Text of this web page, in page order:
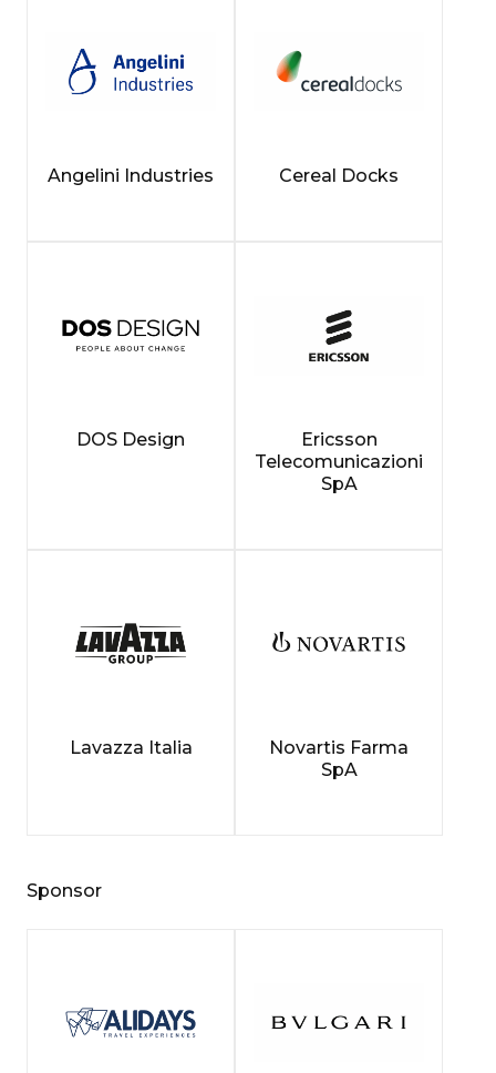
Angelini Industries Cereal Docks
DOS Design
Ericsson
Telecomunicazioni
SpA
Lavazza Italia
Novartis Farma
SpA
Sponsor